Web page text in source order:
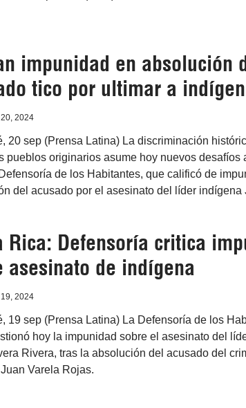
impunidad en absolución
tico por ultimar a
2024
20 sep (Prensa Latina) La discriminación
pueblos originarios asume hoy nuevos desafíos
de los Habitantes, que calificó de
del acusado por el asesinato del líder indígena
Rica: Defensoría critica
asesinato de indígena
2024
19 sep (Prensa Latina) La Defensoría de los
hoy la impunidad sobre el asesinato del
Rivera, tras la absolución del acusado del
Varela Rojas.